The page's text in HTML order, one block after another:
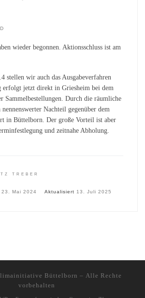
wieder begonnen. Aktionsschluss ist am
stellen wir auch das Ausgabeverfahren
erfolgt jetzt direkt in Griesheim bei dem
Sammelbestellungen. Durch die räumliche
Nachteil gegenüber dem
in Büttelborn. Der große Vorteil ist aber
und zeitnahe Abholung.
TREBER
23. Mai 2024 Aktualisiert 13. Juli 2025
Büttelborn – Alle Rechte
vorbehalten